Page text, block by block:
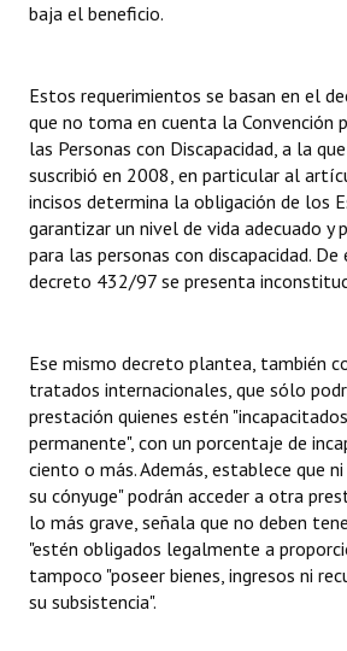
baja el beneficio.
Estos requerimientos se basan en el
que no toma en cuenta la Convención
las Personas con Discapacidad, a la
suscribió en 2008, en particular al
incisos determina la obligación de los
garantizar un nivel de vida adecuado y
para las personas con discapacidad.
decreto 432/97 se presenta
Ese mismo decreto plantea, también
tratados internacionales, que sólo
prestación quienes estén
permanente", con un porcentaje de
ciento o más. Además, establece que
su cónyuge" podrán acceder a otra
lo más grave, señala que no deben
"estén obligados legalmente a
tampoco "poseer bienes, ingresos ni
su subsistencia".